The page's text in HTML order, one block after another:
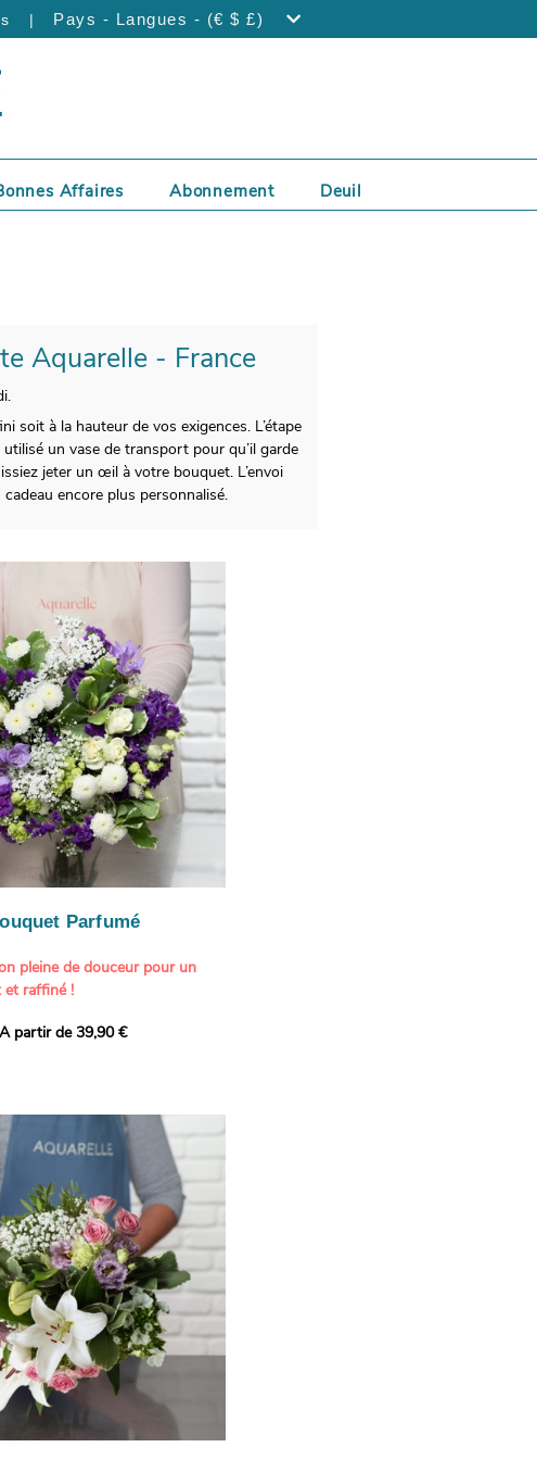
| Pays - Langues - (€ $ £)
Affaires Abonnement Deuil
Aquarelle - France
à la hauteur de vos exigences. L’étape
un vase de transport pour qu’il garde
jeter un œil à votre bouquet. L’envoi
encore plus personnalisé.
Parfumé
pleine de douceur pour un
et raffiné !
délicat et généreux, imaginé
de pureté et de
que les giroflées dévoilent
et une allure naturellement
léger et aérien, vient
de douceur, pendant que
une note d’élégance et de
harmonie florale.
sélectionnée avec soin pour
lumineux, plein de
Avec son bel équilibre
et parfum, cette création
pour célébrer les plus beaux
avec grâce et émotion.
A partir de 39,90 €